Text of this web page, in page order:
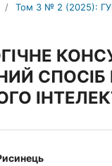
/ Том 3 № 2 (2025):
СПОСІБ